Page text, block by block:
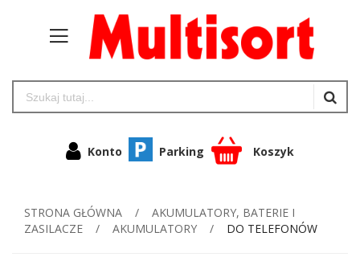
Konto Parking Koszyk
STRONA GŁÓWNA
AKUMULATORY, BATERIE I
ZASILACZE
AKUMULATORY DO TELEFONÓW